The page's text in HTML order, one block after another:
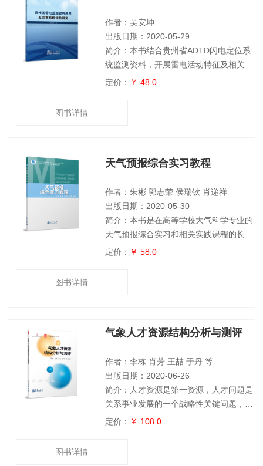
体系中的重要构建，揭示出气象科学的准
确定性本质
作者：吴安坤
出版日期：2020-05-29
简介：本书结合贵州省ADTD闪电定位系
统监测资料，开展雷电活动特征及相关参
数研究，摸清闪电活动时空分布特征，探
特征下的雷电灾害风险评价模型，实现人
风险等级，实现贵州省雷电灾害风险区
划。本书可
定价： ￥ 48.0
图书详情
天气预报综合实习教程
作者：朱彬 郭志荣 侯瑞钦 肖递祥
出版日期：2020-05-30
简介：本书是在高等学校大气科学专业的
天气预报综合实习和相关实践课程的长期
教学经验基础上总结编写而成的,主要内
点和难点内容设置了实习和练习,综合性
及相关专业的教材,对从事天气预报业务
人员和相关
定价： ￥ 58.0
图书详情
气象人才资源结构分析与测评
作者：李栋 肖芳 王喆 于丹 等
出版日期：2020-06-26
简介：人才资源是第一资源，人才问题是
关系事业发展的一个战略性关键问题，是
涉及事业竞争力的问题。关于人才竞争力
定价： ￥ 108.0
图书详情